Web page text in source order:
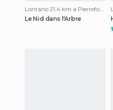
Le Nid dans l'Arbre